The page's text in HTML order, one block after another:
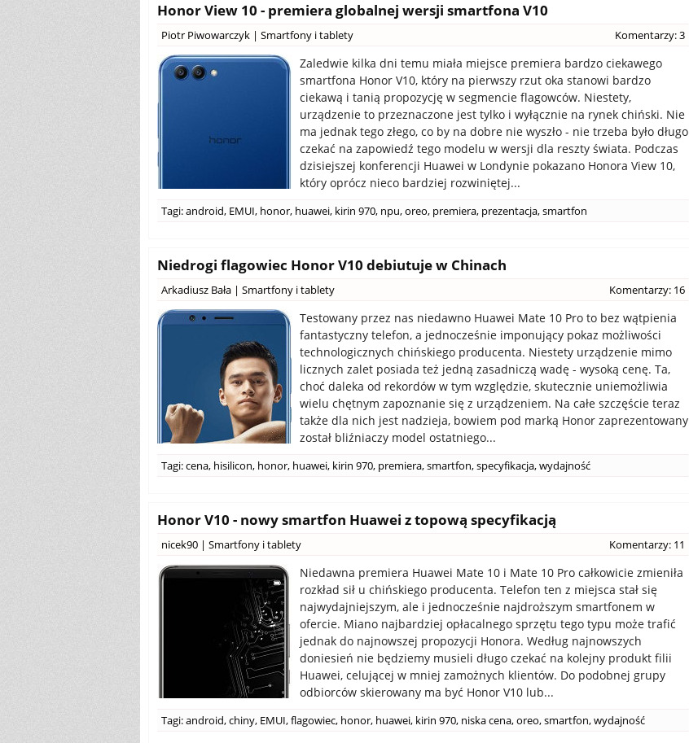
Honor View 10 - premiera globalnej wersji smartfona V10
Piotr Piwowarczyk | Smartfony i tablety Komentarzy: 3
Zaledwie kilka dni temu miała miejsce premiera bardzo ciekawego
smartfona Honor V10, który na pierwszy rzut oka stanowi bardzo
ciekawą i tanią propozycję w segmencie flagowców. Niestety,
urządzenie to przeznaczone jest tylko i wyłącznie na rynek chiński. Nie
ma jednak tego złego, co by na dobre nie wyszło - nie trzeba było długo
czekać na zapowiedź tego modelu w wersji dla reszty świata. Podczas
dzisiejszej konferencji Huawei w Londynie pokazano Honora View 10,
który oprócz nieco bardziej rozwiniętej...
Tagi:android, EMUI, honor, huawei, kirin 970, npu,oreo, premiera, prezentacja,smartfon
Niedrogi flagowiec Honor V10 debiutuje w Chinach
Arkadiusz Bała | Smartfony i tablety Komentarzy: 16
Testowany przez nas niedawno Huawei Mate 10 Pro to bez wątpienia
fantastyczny telefon, a jednocześnie imponujący pokaz możliwości
technologicznych chińskiego producenta. Niestety urządzenie mimo
licznych zalet posiada też jedną zasadniczą wadę - wysoką cenę. Ta,
choć daleka od rekordów w tym względzie, skutecznie uniemożliwia
wielu chętnym zapoznanie się z urządzeniem. Na całe szczęście teraz
także dla nich jest nadzieja, bowiem pod marką Honor zaprezentowany
został bliźniaczy model ostatniego...
Tagi:cena, hisilicon, honor, huawei, kirin 970, premiera,smartfon,specyfikacja,wydajność
Honor V10 - nowy smartfon Huawei z topową specyfikacją
nicek90 | Smartfony i tablety Komentarzy: 11
Niedawna premiera Huawei Mate 10 i Mate 10 Pro całkowicie zmieniła
rozkład sił u chińskiego producenta. Telefon ten z miejsca stał się
najwydajniejszym, ale i jednocześnie najdroższym smartfonem w
ofercie. Miano najbardziej opłacalnego sprzętu tego typu może trafić
jednak do najnowszej propozycji Honora. Według najnowszych
doniesień nie będziemy musieli długo czekać na kolejny produkt filii
Huawei, celującej w mniej zamożnych klientów. Do podobnej grupy
odbiorców skierowany ma być Honor V10 lub...
Tagi:android,chiny, EMUI,flagowiec, honor, huawei, kirin 970, niska cena,oreo,smartfon,wydajność